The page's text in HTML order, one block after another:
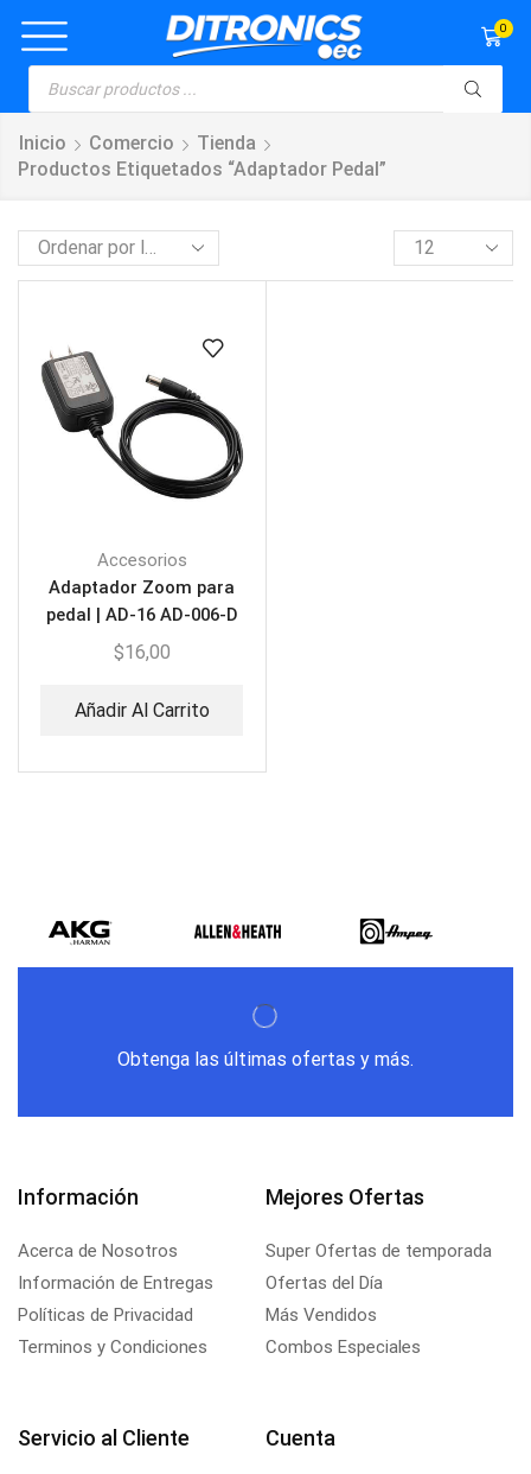
0
Inicio Comercio
Tienda
Productos Etiquetados “adaptador Pedal”
Accesorios
Adaptador Zoom para
pedal | AD-16 AD-006-D
120
$16,00
Añadir Al Carrito
Obtenga las últimas ofertas y más.
Información
Acerca de Nosotros
Información de Entregas
Políticas de Privacidad
Terminos y Condiciones
Mejores Ofertas
Super Ofertas de temporada
Ofertas del Día
Más Vendidos
Combos Especiales
Servicio al Cliente Cuenta